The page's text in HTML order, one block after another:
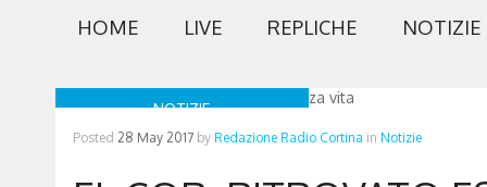
HOME LIVE REPLICHE NOTIZIE
NOTIZIE
Posted 28 May 2017 by Redazione Radio Cortina in Notizie